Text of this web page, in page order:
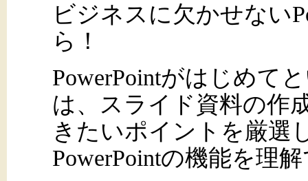
ビジネスに欠かせない
ら！
PowerPointがはじめて
は、スライド資料の作
きたいポイントを厳選
PowerPointの機能を理